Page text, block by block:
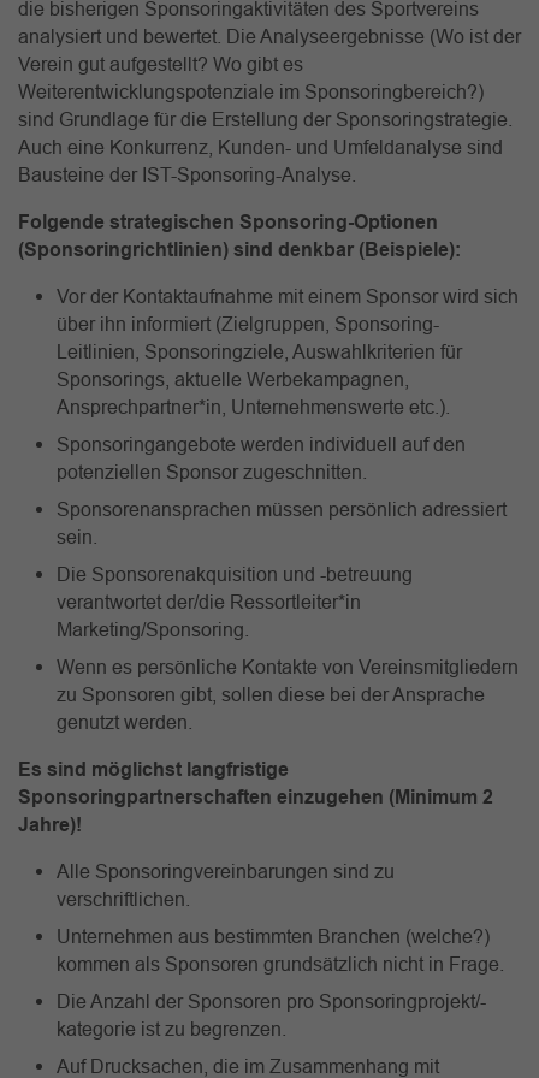
die bisherigen Sponsoringaktivitäten des Sportvereins
analysiert und bewertet. Die Analyseergebnisse (Wo ist der
Verein gut aufgestellt? Wo gibt es
Weiterentwicklungspotenziale im Sponsoringbereich?)
sind Grundlage für die Erstellung der Sponsoringstrategie.
Auch eine Konkurrenz, Kunden- und Umfeldanalyse sind
Bausteine der IST-Sponsoring-Analyse.
Folgende strategischen Sponsoring-Optionen
(Sponsoringrichtlinien) sind denkbar (Beispiele):
Vor der Kontaktaufnahme mit einem Sponsor wird sich
über ihn informiert (Zielgruppen, Sponsoring-
Leitlinien, Sponsoringziele, Auswahlkriterien für
Sponsorings, aktuelle Werbekampagnen,
Ansprechpartner*in, Unternehmenswerte etc.).
Sponsoringangebote werden individuell auf den
potenziellen Sponsor zugeschnitten.
Sponsorenansprachen müssen persönlich adressiert
sein.
Die Sponsorenakquisition und -betreuung
verantwortet der/die Ressortleiter*in
Marketing/Sponsoring.
Wenn es persönliche Kontakte von Vereinsmitgliedern
zu Sponsoren gibt, sollen diese bei der Ansprache
genutzt werden.
Es sind möglichst langfristige
Sponsoringpartnerschaften einzugehen (Minimum 2
Jahre)!
Alle Sponsoringvereinbarungen sind zu
verschriftlichen.
Unternehmen aus bestimmten Branchen (welche?)
kommen als Sponsoren grundsätzlich nicht in Frage.
Die Anzahl der Sponsoren pro Sponsoringprojekt/-
kategorie ist zu begrenzen.
Auf Drucksachen, die im Zusammenhang mit